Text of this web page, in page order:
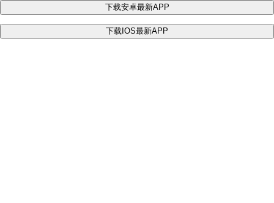
下载安卓最新APP
下载IOS最新APP